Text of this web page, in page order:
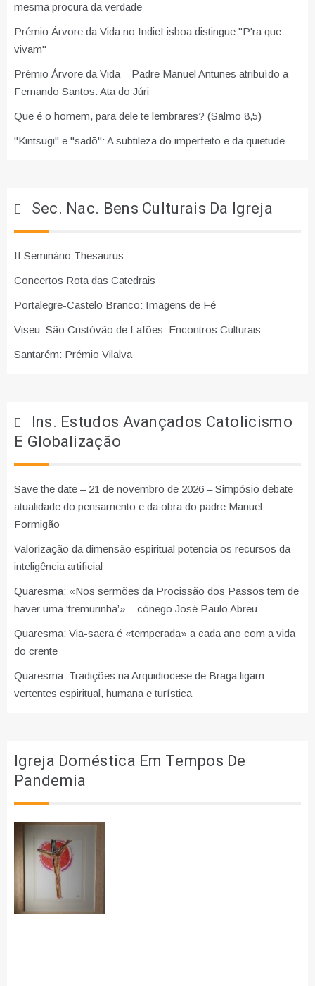
mesma procura da verdade
Prémio Árvore da Vida no IndieLisboa distingue "P'ra que
vivam"
Prémio Árvore da Vida – Padre Manuel Antunes atribuído a
Fernando Santos: Ata do Júri
Que é o homem, para dele te lembrares? (Salmo 8,5)
"Kintsugi" e "sadō": A subtileza do imperfeito e da quietude
Sec. Nac. Bens Culturais Da Igreja
II Seminário Thesaurus
Concertos Rota das Catedrais
Portalegre-Castelo Branco: Imagens de Fé
Viseu: São Cristóvão de Lafões: Encontros Culturais
Santarém: Prémio Vilalva
Ins. Estudos Avançados Catolicismo
E Globalização
Save the date – 21 de novembro de 2026 – Simpósio debate
atualidade do pensamento e da obra do padre Manuel
Formigão
Valorização da dimensão espiritual potencia os recursos da
inteligência artificial
Quaresma: «Nos sermões da Procissão dos Passos tem de
haver uma ‘tremurinha’» – cónego José Paulo Abreu
Quaresma: Via-sacra é «temperada» a cada ano com a vida
do crente
Quaresma: Tradições na Arquidiocese de Braga ligam
vertentes espiritual, humana e turística
Igreja Doméstica Em Tempos De
Pandemia